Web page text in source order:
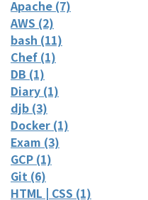
Apache (7)
AWS (2)
bash (11)
Chef (1)
DB (1)
Diary (1)
djb (3)
Docker (1)
Exam (3)
GCP (1)
Git (6)
HTML | CSS (1)